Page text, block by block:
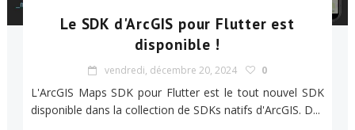
Le SDK d'ArcGIS pour Flutter est
disponible !
vendredi, décembre 20, 2024 0
L'ArcGIS Maps SDK pour Flutter est le tout nouvel SDK
disponible dans la collection de SDKs natifs d'ArcGIS. D...